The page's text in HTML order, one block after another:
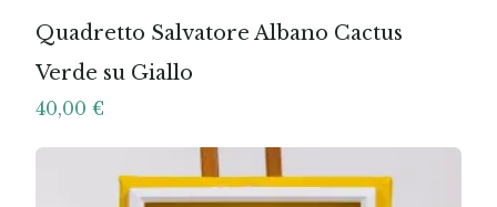
Quadretto Salvatore Albano Cactus
Verde su Giallo
40,00 €